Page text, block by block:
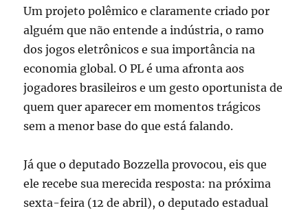
Um projeto polêmico e claramente criado por
alguém que não entende a indústria, o ramo
dos jogos eletrônicos e sua importância na
economia global. O PL é uma afronta aos
jogadores brasileiros e um gesto oportunista de
quem quer aparecer em momentos trágicos
sem a menor base do que está falando.
Já que o deputado Bozzella provocou, eis que
ele recebe sua merecida resposta: na próxima
sexta-feira (12 de abril), o deputado estadual